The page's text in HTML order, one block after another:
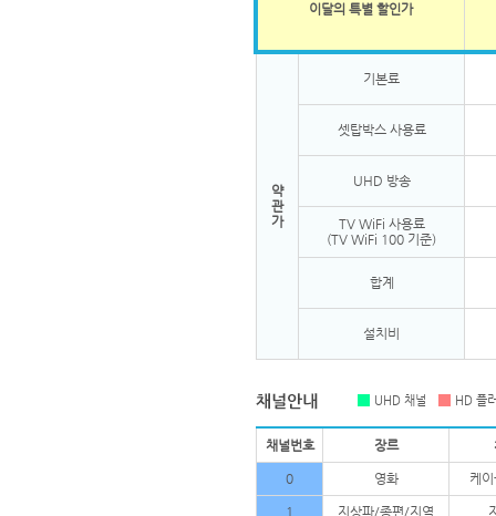
이달의 특별 할인가
약
관
가
기본료
셋탑박스 사용료
UHD 방송
TV WiFi 사용료
(TV WiFi 100 기준)
합계
설치비
UHD 채널 HD 플
채널번호 장르
0 영화 케
1 지상파/종편/지역